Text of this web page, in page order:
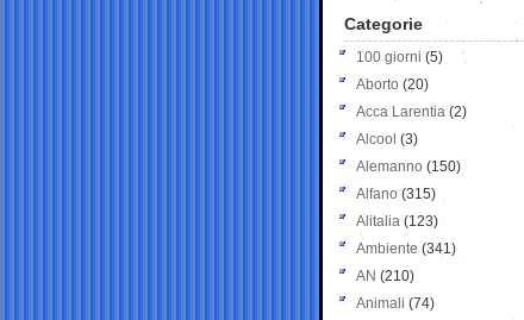
Categorie
100 giorni (5)
Aborto (20)
Acca Larentia (2)
Alcool (3)
Alemanno (150)
Alfano (315)
Alitalia (123)
Ambiente (341)
AN (210)
Animali (74)